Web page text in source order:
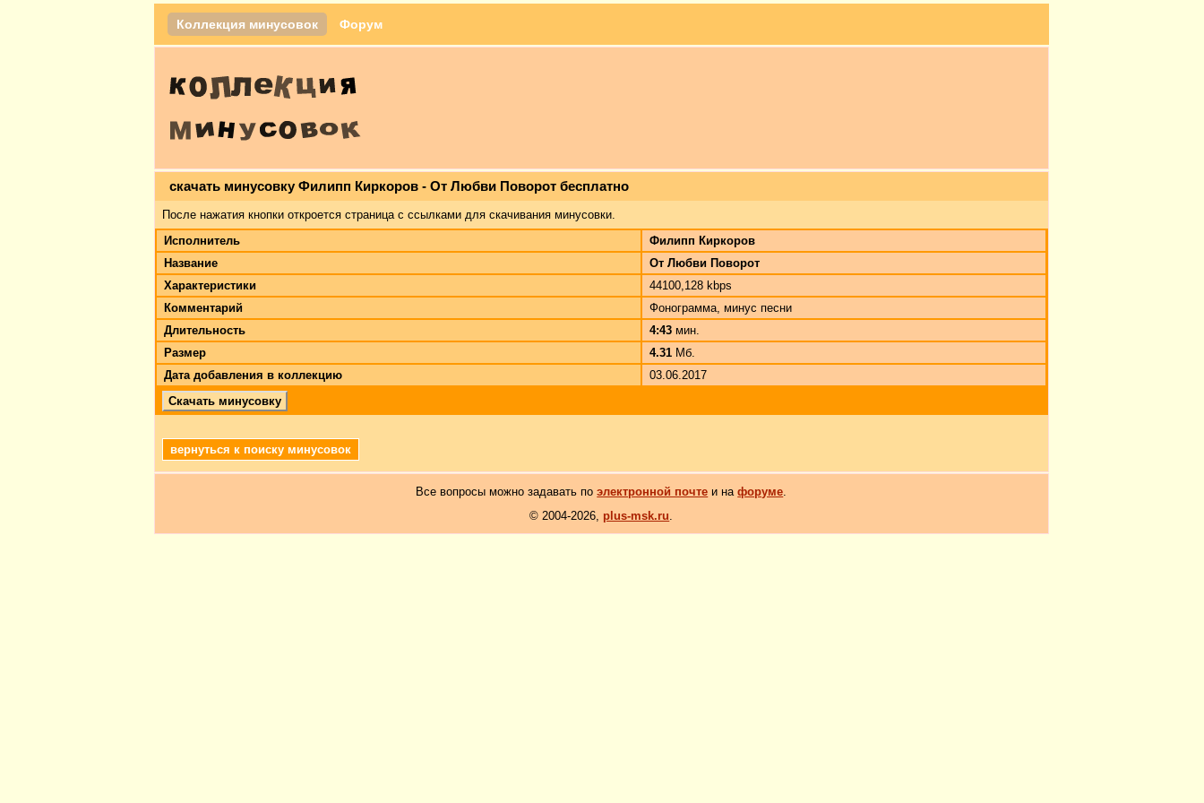
Коллекция минусовок Форум
скачать минусовку Филипп Киркоров - От Любви Поворот бесплатно
После нажатия кнопки откроется страница с ссылками для скачивания минусовки.
Исполнитель
Филипп Киркоров
Название
От Любви Поворот
Характеристики
44100,128 kbps
Комментарий
Фонограмма, минус песни
Длительность
4:43 мин.
Размер
4.31 Мб.
Дата добавления в коллекцию
03.06.2017
Скачать минусовку
вернуться к поиску минусовок
Все вопросы можно задавать поэлектронной почте и нафоруме.
© 2004-2026, plus-msk.ru.